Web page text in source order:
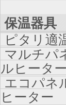
保温器具
ピタリ適
マルチパ
ルヒーター
エコパネ
ヒーター